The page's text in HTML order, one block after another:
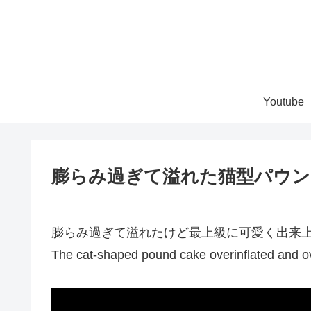
Youtube
膨らみ過ぎて溢れた猫型パウ
膨らみ過ぎて溢れたけど最上級に可愛く出来
The cat-shaped pound cake overinflated and